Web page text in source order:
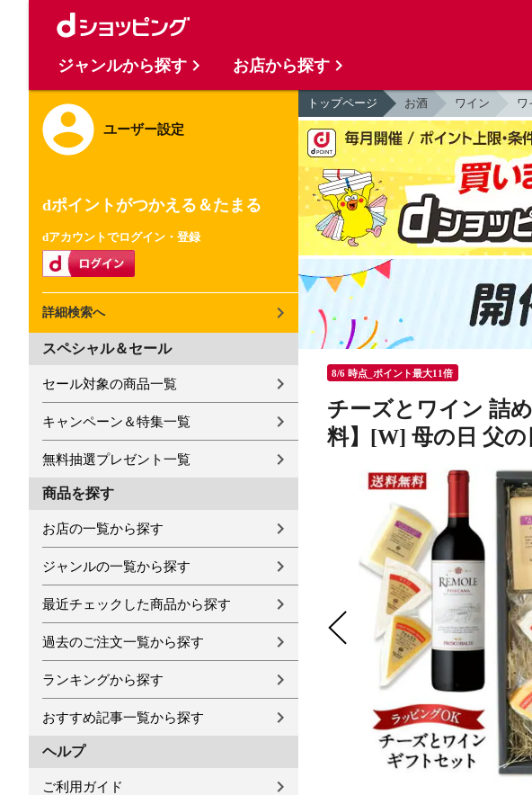
ユーザー設定
dポイントがつかえる＆たまる
dアカウントでログイン・登録
詳細検索へ
スペシャル＆セール
セール対象の商品一覧
キャンペーン＆特集一覧
無料抽選プレゼント一覧
商品を探す
お店の一覧から探す
ジャンルの一覧から探す
最近チェックした商品から探す
過去のご注文一覧から探す
ランキングから探す
おすすめ記事一覧から探す
ヘルプ
ご利用ガイド
トップページ お酒 ワイン ワ
8/6 時点_ポイント最大11倍
チーズとワイン 詰
料】[W] 母の日 父
ジャンルから探す お店から探す